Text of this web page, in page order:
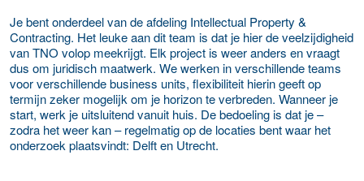
Je bent onderdeel van de afdeling Intellectual Property &
Contracting. Het leuke aan dit team is dat je hier de veelzijdigheid
van TNO volop meekrijgt. Elk project is weer anders en vraagt
dus om juridisch maatwerk. We werken in verschillende teams
voor verschillende business units, flexibiliteit hierin geeft op
termijn zeker mogelijk om je horizon te verbreden. Wanneer je
start, werk je uitsluitend vanuit huis. De bedoeling is dat je –
zodra het weer kan – regelmatig op de locaties bent waar het
onderzoek plaatsvindt: Delft en Utrecht.